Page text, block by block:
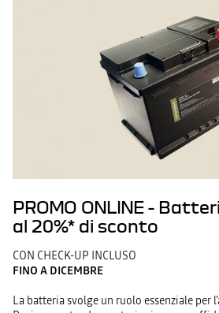
PROMO ONLINE -
al 20%* di sconto
CON CHECK-UP INCLUSO
FINO A DICEMBRE
La batteria svolge un ruolo essenziale per